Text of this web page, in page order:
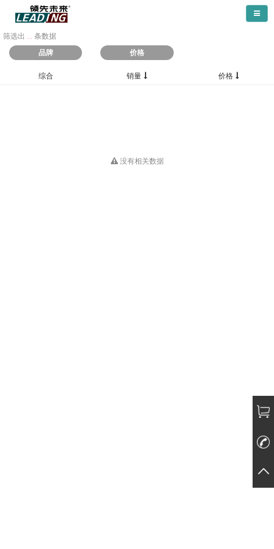
导航
筛选出 ... 条数据
品牌
价格
综合 销量 价格
没有相关数据